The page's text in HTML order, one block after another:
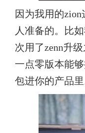
因为我用的
人准备的。比
次用了zenn升
一点零版本能
包进你的产品里